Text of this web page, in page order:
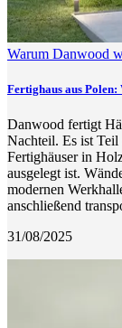
Warum Danwood
Fertighaus aus
Danwood fertigt
Nachteil. Es ist Teil
Fertighäuser in
ausgelegt ist.
modernen
anschließend
31/08/2025